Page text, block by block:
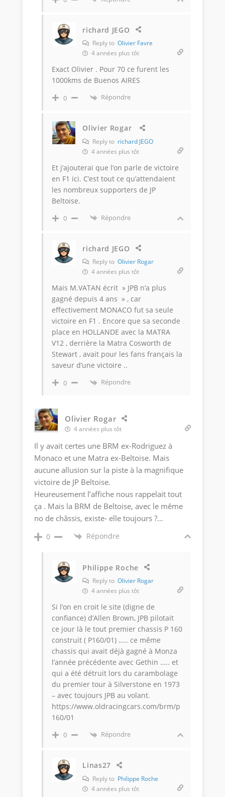
richard JEGO
Reply toOlivier Favre
4 années plus tôt
Exact Olivier . Pour 70 ce furent les
1000kms de Buenos AIRES
0 Répondre
Olivier Rogar
Reply to richard JEGO
4 années plus tôt
Et j’ajouterai que l’on parle de victoire
en F1 ici. C’est tout ce qu’attendaient
les nombreux supporters de JP
Beltoise.
0 Répondre
richard JEGO
Reply toOlivier Rogar
4 années plus tôt
Mais M.VATAN écrit » JPB n’a plus
gagné depuis 4 ans » , car
effectivement MONACO fut sa seule
victoire en F1 . Encore que sa seconde
place en HOLLANDE avec la MATRA
V12 , derrière la Matra Cosworth de
Stewart , avait pour les fans français la
saveur d’une victoire ..
0 Répondre
Olivier Rogar
4 années plus tôt
Il y avait certes une BRM ex-Rodriguez à
Monaco et une Matra ex-Beltoise. Mais
aucune allusion sur la piste à la magnifique
victoire de JP Beltoise.
Heureusement l’affiche nous rappelait tout
ça . Mais la BRM de Beltoise, avec le même
no de châssis, existe- elle toujours ?…
0 Répondre
Philippe Roche
Reply toOlivier Rogar
4 années plus tôt
Si l’on en croit le site (digne de
confiance) d’Allen Brown, JPB pilotait
ce jour là le tout premier chassis P 160
construit ( P160/01) ….. ce même
chassis qui avait déjà gagné à Monza
l’année précédente avec Gethin ….. et
qui a été détruit lors du carambolage
du premier tour à Silverstone en 1973
– avec toujours JPB au volant.
https://www.oldracingcars.com/brm/p
160/01
0 Répondre
Linas27
Reply to Philippe Roche
4 années plus tôt